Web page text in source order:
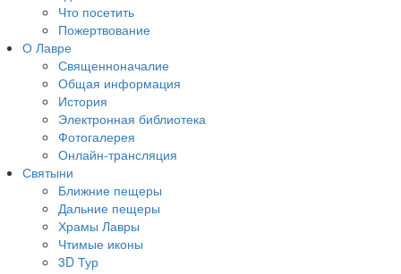
Что посетить
Пожертвование
О Лавре
Священноначалие
Общая информация
История
Электронная библиотека
Фотогалерея
Онлайн-трансляция
Святыни
Ближние пещеры
Дальние пещеры
Храмы Лавры
Чтимые иконы
3D Тур